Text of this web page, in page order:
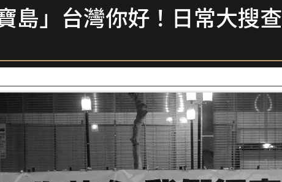
島」台灣你好！日常大搜查